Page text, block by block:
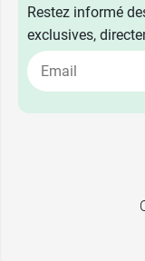
Restez informé
exclusives,